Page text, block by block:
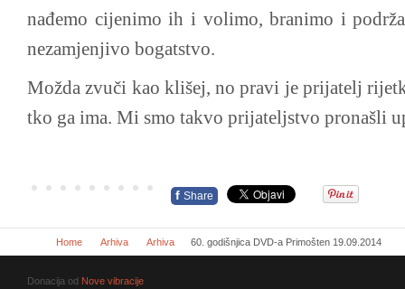
nađemo cijenimo ih i volimo, branimo i
nezamjenjivo bogatstvo.
Možda zvuči kao klišej, no pravi je prijatelj
tko ga ima. Mi smo takvo prijateljstvo pronašli
f Share
Home Arhiva Arhiva 60. godišnjica DVD-a Primošten 19.09.2014
Donacija od Nove vibracije